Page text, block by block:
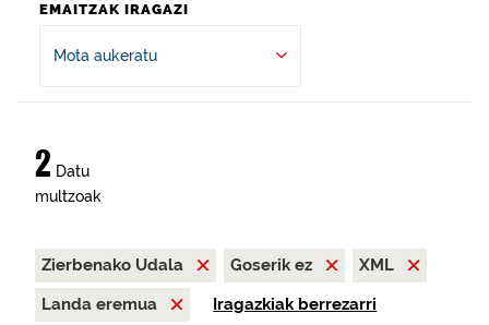
EMAITZAK IRAGAZI
Mota aukeratu
2 Datu
multzoak
Zierbenako Udala Goserik ez
XML
Landa eremua
Iragazkiak berrezarri